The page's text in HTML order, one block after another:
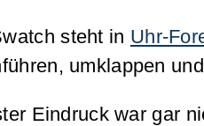
steht in Uhr-
umklappen
Eindruck war gar